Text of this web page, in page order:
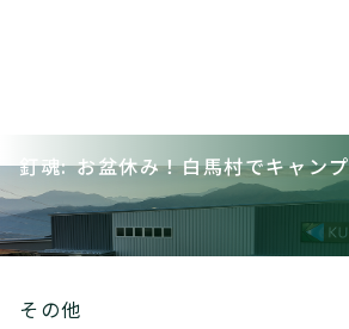
釘魂: お盆休み！白馬村でキャンプ
その他